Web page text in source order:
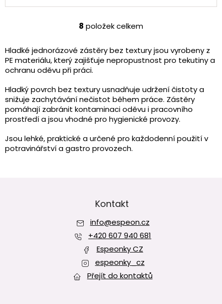
O
l
á
d
c
í
p
r
v
k
y
v
u
8 položek celkem
Hladké jednorázové zástěry bez textury jsou vyrobeny z
PE materiálu, který zajišťuje nepropustnost pro tekutiny a
ochranu oděvu při práci.
Hladký povrch bez textury usnadňuje udržení čistoty a
snižuje zachytávání nečistot během práce. Zástěry
pomáhají zabránit kontaminaci oděvu i pracovního
prostředí a jsou vhodné pro hygienické provozy.
Jsou lehké, praktické a určené pro každodenní použití v
potravinářství a gastro provozech.
Kontakt
info@espeon.cz
+420 607 940 681
Espeonky CZ
espeonky_cz
Přejít do kontaktů